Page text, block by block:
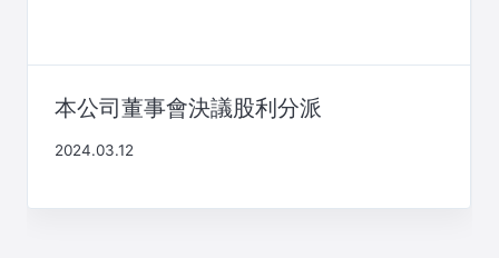
本公司董事會決議股利分派
2024.03.12